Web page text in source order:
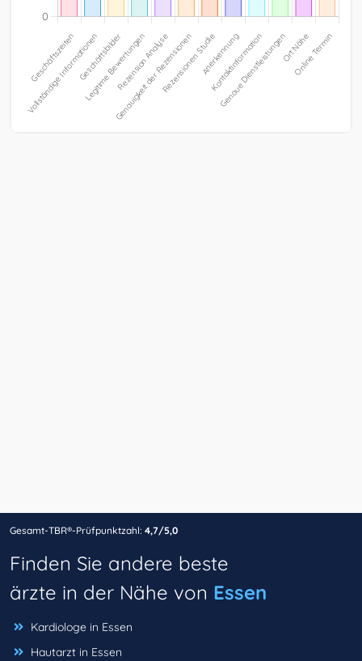
Gesamt-TBR®-Prüfpunktzahl: 4,7/5,0
Finden Sie andere beste
ärzte in der Nähe von Essen
Kardiologe in Essen
Hautarzt in Essen